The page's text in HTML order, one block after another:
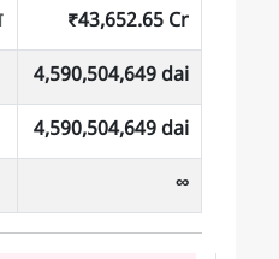
₹43,652.65 Cr
4,590,504,649 dai
4,590,504,649 dai
∞